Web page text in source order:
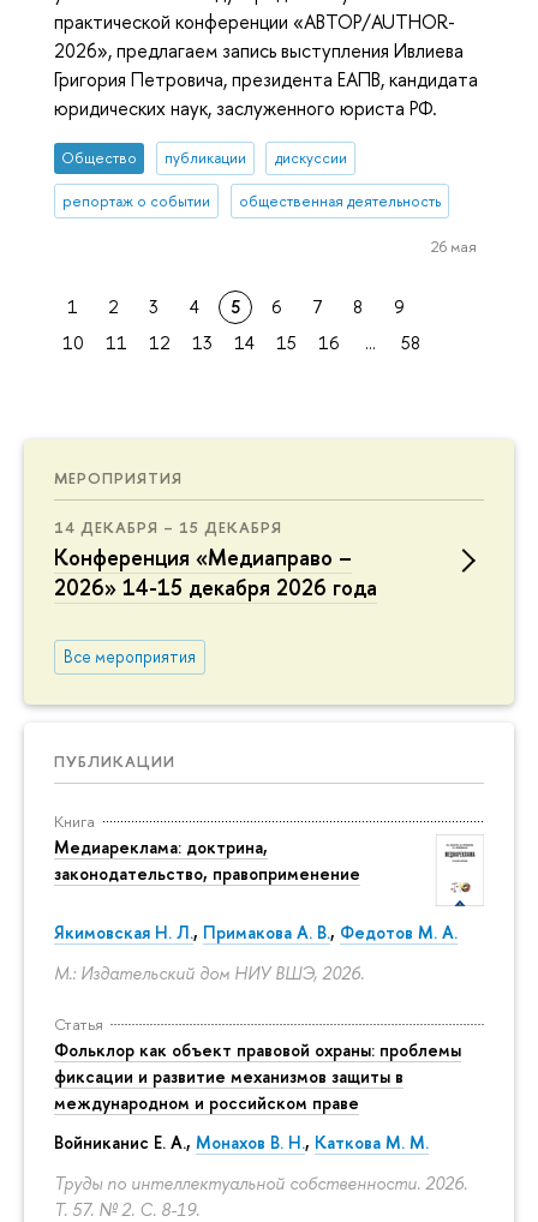
МЕРОПРИЯТИЯ
14 ДЕКАБРЯ – 15 ДЕКАБРЯ
Конференция «Медиаправо –
2026» 14-15 декабря 2026 года
Все мероприятия
ПУБЛИКАЦИИ
Книга
Медиареклама: доктрина,
законодательство, правоприменение
Якимовская Н. Л., Примакова А. В., Федотов М. А.
М.: Издательский дом НИУ ВШЭ, 2026.
Статья
Фольклор как объект правовой охраны: проблемы
фиксации и развитие механизмов защиты в
международном и российском праве
Войниканис Е. А., Монахов В. Н., Каткова М. М.
Труды по интеллектуальной собственности. 2026.
Т. 57. № 2. С. 8-19.
практической конференции «АВТОР/AUTHOR-
2026», предлагаем запись выступления Ивлиева
Григория Петровича, президента ЕАПВ, кандидата
юридических наук, заслуженного юриста РФ.
Общество публикации дискуссии
репортаж о событии общественная деятельность
26 мая
1 2 3 4 5 6 7 8
9
10
11 12 13 14 15 16 ... 58